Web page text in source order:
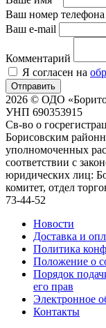
Ваш номер телефона
Ваш e-mail
Комментарий
Я согласен на
Отправить
2026 © ОДО
УНП 690353915
Св-во о
Борисовским
уполномоченных
соответствии с
юридических лиц:
комитет, отдел
73-44-52
Новости
Доставка и
Политика
Положение о
Порядок
его прав
Электронное
Контакты